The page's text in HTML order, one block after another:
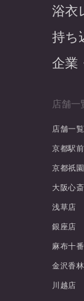
浴衣
持ち
企業
店舗一
店舗一覧
京都駅
京都祇
大阪心
浅草店
銀座店
麻布十
金沢香
川越店